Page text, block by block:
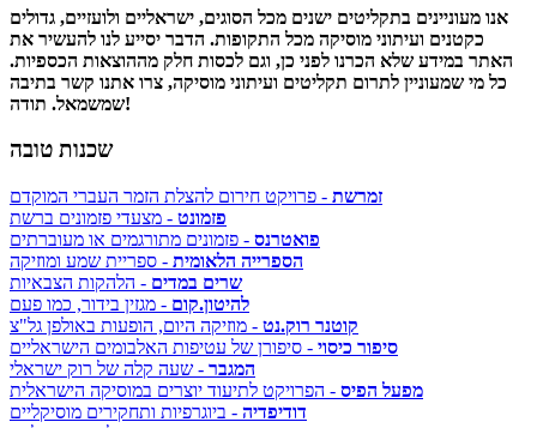
אנו מעוניינים בתקליטים ישנים מכל הסוגים, ישראליים ולועזיים, גדולים
כקטנים ועיתוני מוסיקה מכל התקופות. הדבר יסייע לנו להעשיר את
האתר במידע שלא הכרנו לפני כן, וגם לכסות חלק מההוצאות הכספיות.
כל מי שמעוניין לתרום תקליטים ועיתוני מוסיקה, צרו אתנו קשר בתיבה
שמשמאל. תודה!
שכנות טובה
זמרשת - פרויקט חירום להצלת הזמר העברי המוקדם
פזמונט - מצעדי פזמונים ברשת
פואטרנס - פזמונים מתורגמים או מעוברתים
הספרייה הלאומית - ספריית שמע ומוזיקה
שרים במדים - הלהקות הצבאיות
להיטון.קום - מגזין בידור, כמו פעם
קוטנר רוק.נט - מוזיקה היום, הופעות באולפן גל"צ
סיפור כיסוי - סיפורן של עטיפות האלבומים הישראליים
המגבר - שעה קלה של רוק ישראלי
מפעל הפיס - הפרויקט לתיעוד יוצרים במוסיקה הישראלית
דודיפדיה - ביוגרפיות ותחקירים מוסיקליים